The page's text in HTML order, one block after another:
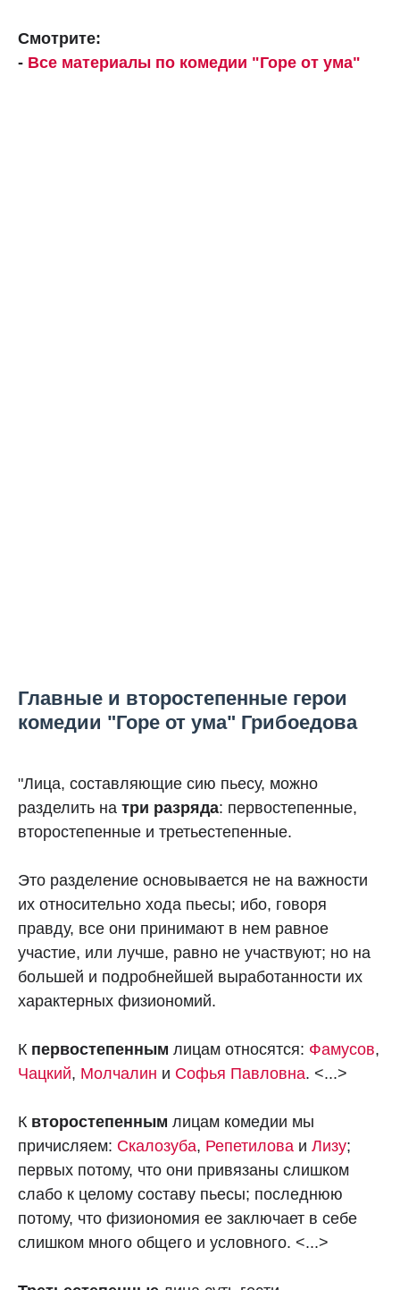
Смотрите:
- Все материалы по комедии "Горе от ума"
Главные и второстепенные герои
комедии "Горе от ума" Грибоедова
"Лица, составляющие сию пьесу, можно
разделить на три разряда: первостепенные,
второстепенные и третьестепенные.
Это разделение основывается не на важности
их относительно хода пьесы; ибо, говоря
правду, все они принимают в нем равное
участие, или лучше, равно не участвуют; но на
большей и подробнейшей выработанности их
характерных физиономий.
К первостепенным лицам относятся: Фамусов,
Чацкий, Молчалин и Софья Павловна. <...>
К второстепенным лицам комедии мы
причисляем: Скалозуба, Репетилова и Лизу;
первых потому, что они привязаны слишком
слабо к целому составу пьесы; последнюю
потому, что физиономия ее заключает в себе
слишком много общего и условного. <...>